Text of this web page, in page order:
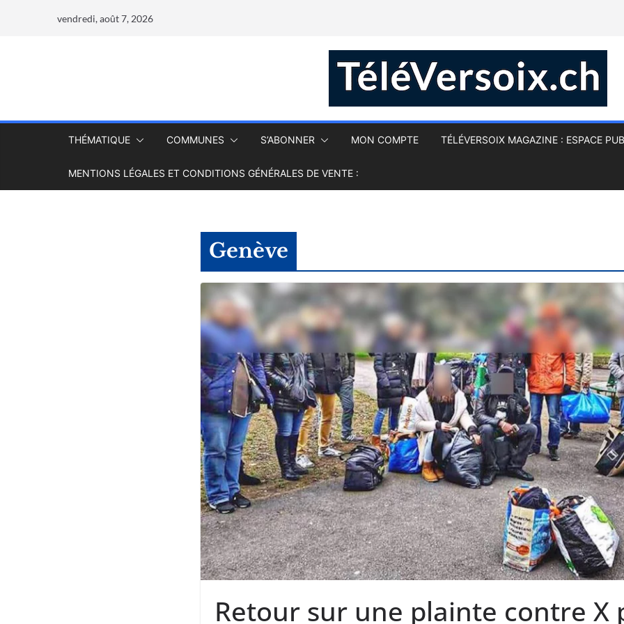
vendredi, août 7, 2026
THÉMATIQUE COMMUNES S’ABONNER MON COMPTE TÉLÉVERSOIX MAGAZINE : ESPACE
MENTIONS LÉGALES ET CONDITIONS GÉNÉRALES DE VENTE :
Genève
Retour sur une plainte contre X